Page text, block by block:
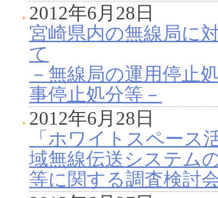
2012年6月28日
宮崎県内の無線局に
て
－無線局の運用停止
事停止処分等－
2012年6月28日
「ホワイトスペース
域無線伝送システム
等に関する調査検討